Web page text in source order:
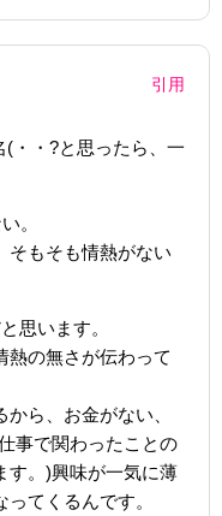
引用
・・?と思ったら、一
。
そもそも情熱がない
思います。
熱の無さが伝わって
ら、お金がない、
事で関わったことの
す。)興味が一気に薄
てくるんです。